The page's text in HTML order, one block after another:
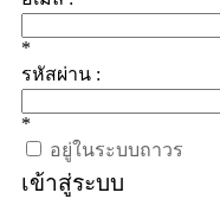
*
รหัสผ่าน :
*
อยู่ในระบบถาวร
เข้าสู่ระบบ